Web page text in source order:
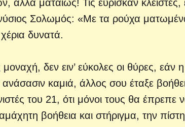
ματαίως! Τις εύρισκαν κλειστές,
Σολωμός: «Με τα ρούχα
δυνατά.
δεν ειν’ εύκολες οι θύρες, εάν
καμιά, άλλος σου έταξε
του 21, ότι μόνοι τους θα έπρεπε
βοήθεια και στήριγμα, την